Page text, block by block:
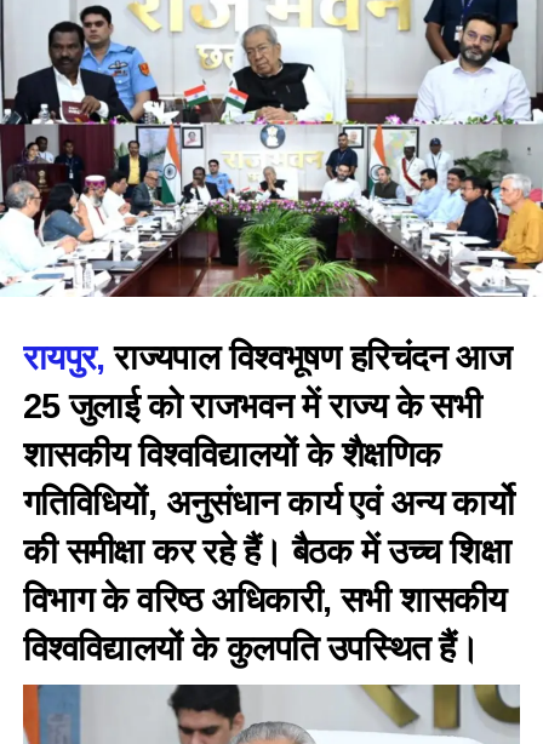
रायपुर, राज्यपाल विश्वभूषण हरिचंदन आज
25 जुलाई को राजभवन में राज्य के सभी
शासकीय विश्वविद्यालयों के शैक्षणिक
गतिविधियों, अनुसंधान कार्य एवं अन्य कार्यो
की समीक्षा कर रहे हैं। बैठक में उच्च शिक्षा
विभाग के वरिष्ठ अधिकारी, सभी शासकीय
विश्वविद्यालयों के कुलपति उपस्थित हैं।